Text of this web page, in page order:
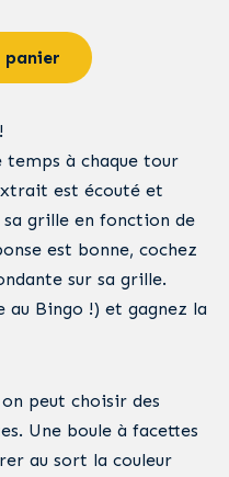
panier
temps à chaque tour
est écouté et
sa grille en fonction de
est bonne, cochez
sur sa grille.
au Bingo !) et gagnez la
peut choisir des
Une boule à facettes
au sort la couleur